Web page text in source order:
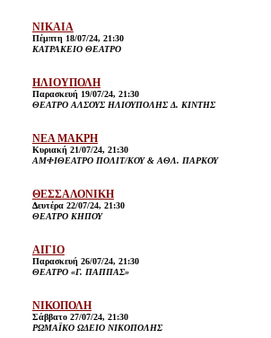
ΝΙΚΑΙΑ
Πέμπτη 18/07/24, 21:30
ΚΑΤΡΑΚΕΙΟ ΘΕΑΤΡΟ
ΗΛΙΟΥΠΟΛΗ
Παρασκευή 19/07/24, 21:30
ΘΕΑΤΡΟ ΑΛΣΟΥΣ ΗΛΙΟΥΠΟΛΗΣ Δ. ΚΙΝΤΗΣ
ΝΕΑ ΜΑΚΡΗ
Κυριακή 21/07/24, 21:30
ΑΜΦΙΘΕΑΤΡΟ ΠΟΛΙΤ/ΚΟΥ & ΑΘΛ. ΠΑΡΚΟΥ
ΘΕΣΣΑΛΟΝΙΚΗ
Δευτέρα 22/07/24, 21:30
ΘΕΑΤΡΟ ΚΗΠΟΥ
ΑΙΓΙΟ
Παρασκευή 26/07/24, 21:30
ΘΕΑΤΡΟ «Γ. ΠΑΠΠΑΣ»
ΝΙΚΟΠΟΛΗ
Σάββατο 27/07/24, 21:30
ΡΩΜΑΪΚΟ ΩΔΕΙΟ ΝΙΚΟΠΟΛΗΣ